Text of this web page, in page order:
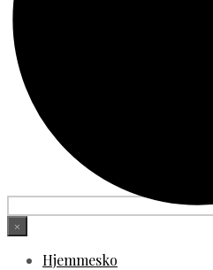
×
Hjemmesko